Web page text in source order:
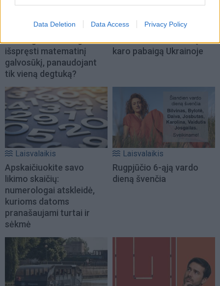
Data Deletion Data Access Privacy Policy
Ar jums pakaks
išspręsti matematinį
galvosūkį, panaudojant
tik vieną degtuką?
Aiškiaregės pranašystė:
karo pabaigą Ukrainoje
Laisvalaikis
Apskaičiuokite savo
likimo skaičių:
numerologai atskleidė,
kurioms datoms
pranašaujami turtai ir
sėkmė
Laisvalaikis
Rugpjūčio 6-ąją vardo
dieną švenčia